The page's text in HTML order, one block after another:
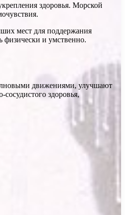
здоровья. Морской
мест для поддержания
физически и умственно.
движениями, улучшают
здоровья,